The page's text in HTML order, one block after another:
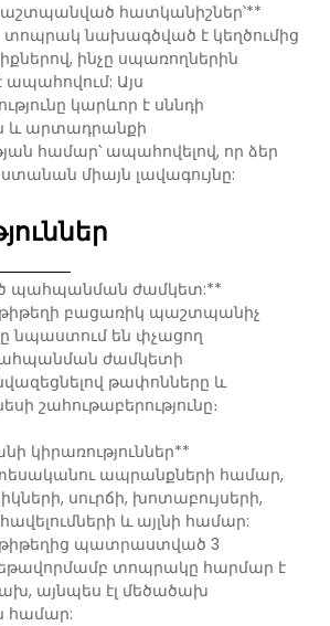
հատկանիշներ՝**
տոպրակ նախագծված է կեղծումից
ինչը սպառողներին
ապահովում: Այս
կարևոր է սննդի
և արտադրանքի
համար՝ ապահովելով, որ ձեր
միայն լավագույնը:
պահպանման ժամկետ:**
բացառիկ պաշտպանիչ
նպաստում են փչացող
ժամկետի
թափոնները և
շահութաբերությունը։
կիրառություններ**
տեսականու ապրանքների համար,
սուրճի, խոտաբույսերի,
և այլնի համար:
պատրաստված 3
տոպրակը հարմար է
այնպես էլ մեծածախ
համար: